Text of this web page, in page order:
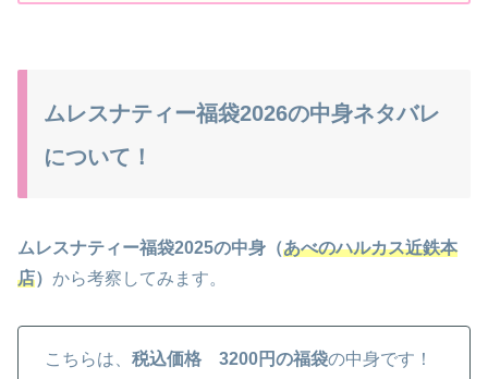
ムレスナティー福袋2026の中身ネタバレ
について！
ムレスナティー福袋2025の中身（あべのハルカス近鉄本
店） から考察してみます。
こちらは、 税込価格 3200円の福袋の中身です！